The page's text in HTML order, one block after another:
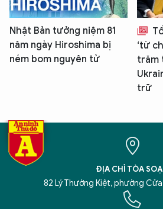
Nhật Bản tưởng niệm 81
năm ngày Hiroshima bị
ném bom nguyên tử
‘từ
trăm
trữ
ĐỊA CHỈ TÒA
82 Lý Thường Kiệt, phường Cửa